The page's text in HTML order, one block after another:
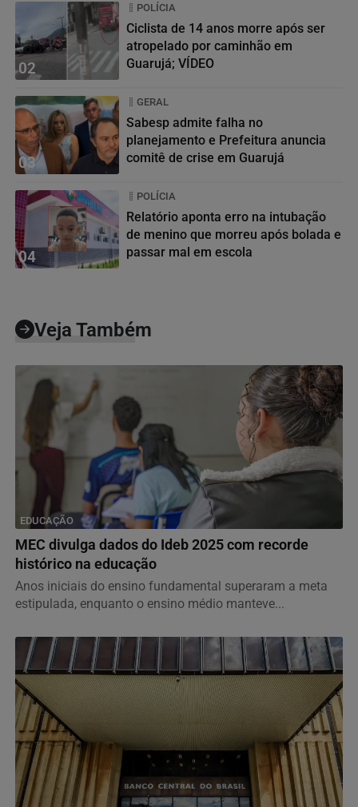
02
POLÍCIA
Ciclista de 14 anos morre após ser
atropelado por caminhão em
Guarujá; VÍDEO
03
GERAL
Sabesp admite falha no
planejamento e Prefeitura anuncia
comitê de crise em Guarujá
04
POLÍCIA
Relatório aponta erro na intubação
de menino que morreu após bolada e
passar mal em escola
Veja Também
EDUCAÇÃO
MEC divulga dados do Ideb 2025 com recorde
histórico na educação
Anos iniciais do ensino fundamental superaram a meta
estipulada, enquanto o ensino médio manteve...